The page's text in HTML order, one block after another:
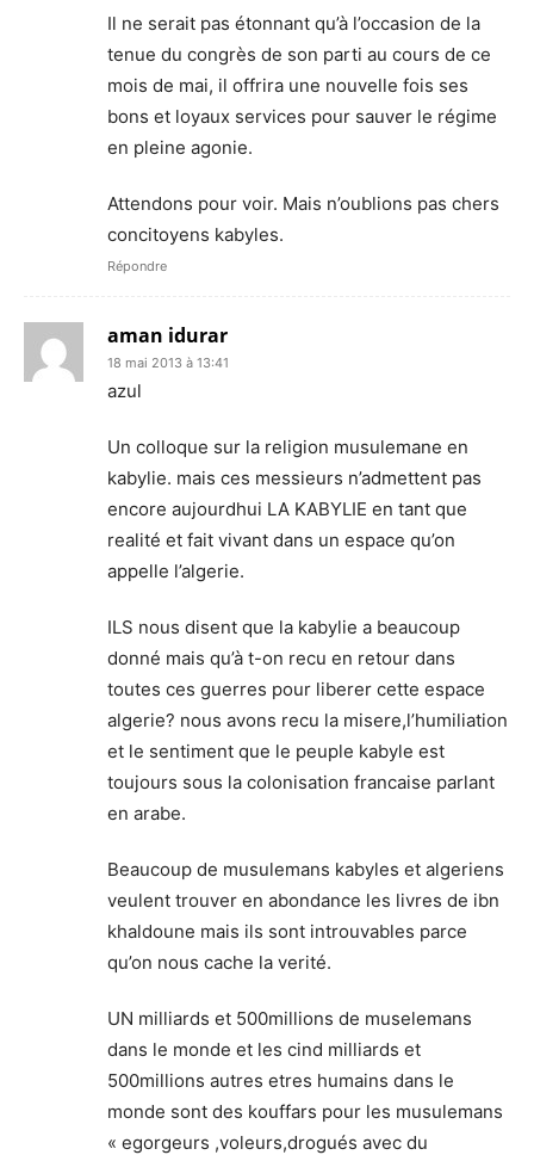
Il ne serait pas étonnant qu’à l’occasion de la
tenue du congrès de son parti au cours de ce
mois de mai, il offrira une nouvelle fois ses
bons et loyaux services pour sauver le régime
en pleine agonie.
Attendons pour voir. Mais n’oublions pas chers
concitoyens kabyles.
Répondre
aman idurar
18 mai 2013 à 13:41
azul
Un colloque sur la religion musulemane en
kabylie. mais ces messieurs n’admettent pas
encore aujourdhui LA KABYLIE en tant que
realité et fait vivant dans un espace qu’on
appelle l’algerie.
ILS nous disent que la kabylie a beaucoup
donné mais qu’à t-on recu en retour dans
toutes ces guerres pour liberer cette espace
algerie? nous avons recu la misere,l’humiliation
et le sentiment que le peuple kabyle est
toujours sous la colonisation francaise parlant
en arabe.
Beaucoup de musulemans kabyles et algeriens
veulent trouver en abondance les livres de ibn
khaldoune mais ils sont introuvables parce
qu’on nous cache la verité.
UN milliards et 500millions de muselemans
dans le monde et les cind milliards et
500millions autres etres humains dans le
monde sont des kouffars pour les musulemans
« egorgeurs ,voleurs,drogués avec du